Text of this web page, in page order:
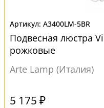
A3400LM-5BR
Подвесная люстра
рожковые
Arte Lamp (Италия)
5 175 ₽